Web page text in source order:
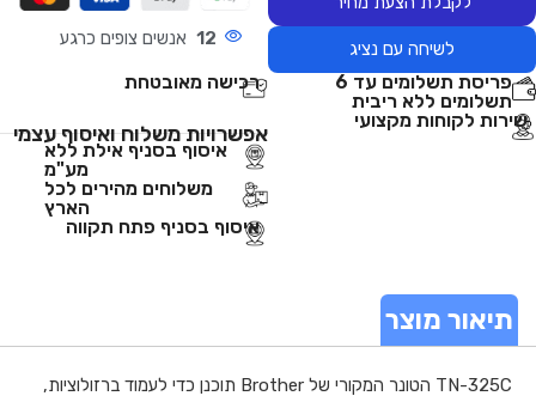
לשיחה עם נציג 12 אנשים צופים כרגע
פריסת תשלומים עד 6
תשלומים ללא ריבית
רכישה מאובטחת
שירות לקוחות מקצועי
אפשרויות משלוח ואיסוף עצמי
איסוף בסניף אילת ללא
מע"מ
משלוחים מהירים לכל
הארץ
איסוף בסניף פתח תקווה
תיאור מוצר
TN-325C הטונר המקורי של Brother תוכנן כדי לעמוד ברזולוציות,